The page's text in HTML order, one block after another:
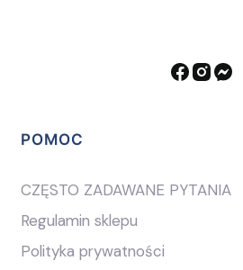
Linki w stopce
POMOC
CZĘSTO ZADAWANE PYTANIA
Regulamin sklepu
Polityka prywatności